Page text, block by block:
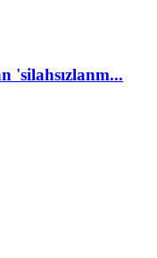
'silahsızlanm...